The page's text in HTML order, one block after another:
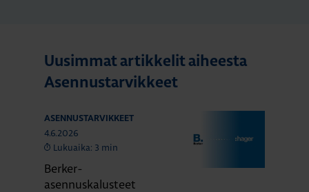
Uusimmat artikkelit aiheesta
Asennustarvikkeet
ASENNUSTARVIKKEET
4.6.2026
Lukuaika: 3 min
Berker-
asennuskalusteet